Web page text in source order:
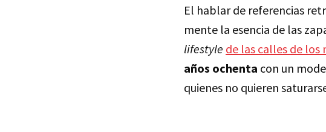
El hablar de referencias
mente la esencia de las
lifestyle de las calles de los
años ochenta con un
quienes no quieren